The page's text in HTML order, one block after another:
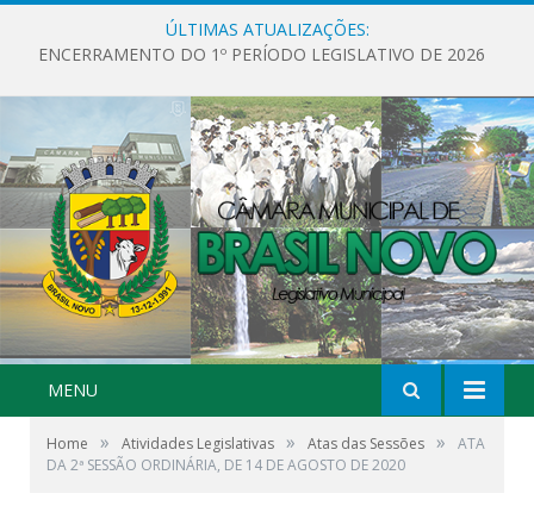
ÚLTIMAS ATUALIZAÇÕES:
ENCERRAMENTO DO 1º PERÍODO LEGISLATIVO DE 2026
MENU
Home » Atividades Legislativas » Atas das Sessões »
ATA
DA 2ª SESSÃO ORDINÁRIA, DE 14 DE AGOSTO DE 2020